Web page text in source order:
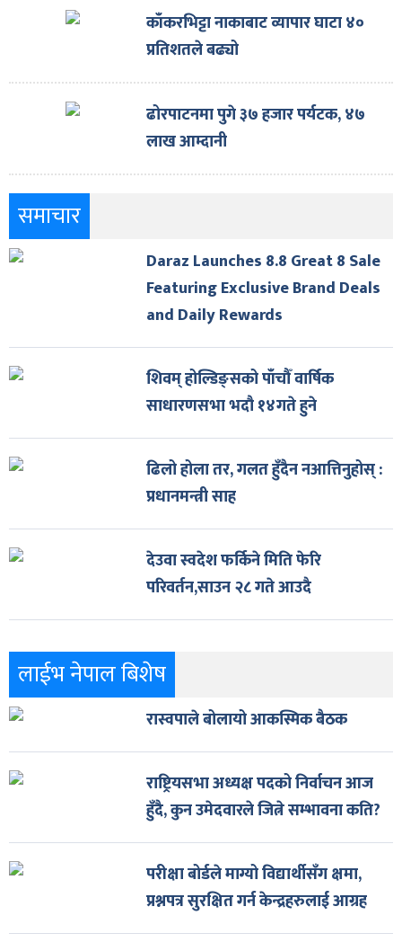
काँकरभिट्टा नाकाबाट व्यापार घाटा ४०
प्रतिशतले बढ्यो
ढोरपाटनमा पुगे ३७ हजार पर्यटक, ४७
लाख आम्दानी
समाचार
Daraz Launches 8.8 Great 8 Sale
Featuring Exclusive Brand Deals
and Daily Rewards
शिवम् होल्डिङ्सको पाँचौँ वार्षिक
साधारणसभा भदौ १४गते हुने
ढिलो होला तर, गलत हुँदैन नआत्तिनुहोस् :
प्रधानमन्त्री साह
देउवा स्वदेश फर्किने मिति फेरि
परिवर्तन,साउन २८ गते आउदै
लाईभ नेपाल बिशेष
रास्वपाले बोलायो आकस्मिक बैठक
राष्ट्रियसभा अध्यक्ष पदको निर्वाचन आज
हुँदै, कुन उमेदवारले जित्ने सम्भावना कति?
परीक्षा बोर्डले माग्यो विद्यार्थीसँग क्षमा,
प्रश्नपत्र सुरक्षित गर्न केन्द्रहरुलाई आग्रह